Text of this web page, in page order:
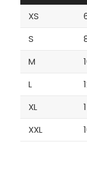
XS
S
M
L
XL
XXL